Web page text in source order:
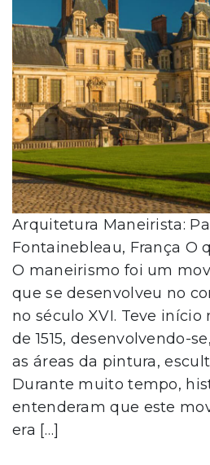
Arquitetura Maneirista:
Fontainebleau, França O
O maneirismo foi um
que se desenvolveu no
no século XVI. Teve
de 1515, desenvolvendo-
as áreas da pintura,
Durante muito tempo,
entenderam que este
era […]